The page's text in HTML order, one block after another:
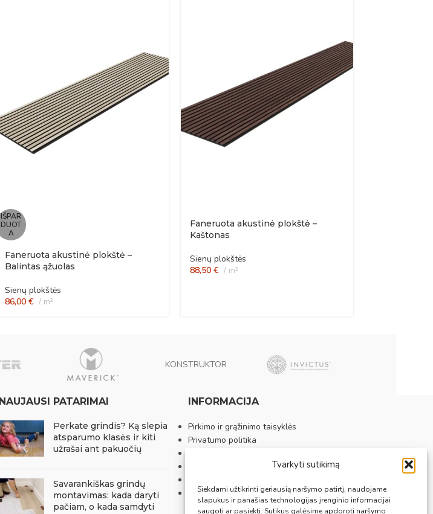
Tvarkyti sutikimą
Siekdami užtikrinti geriausią naršymo patirtį, naudojame
slapukus ir panašias technologijas įrenginio informacijai
saugoti ar pasiekti. Sutikus galėsime apdoroti naršymo
IŠPAR
DUOT
A
Faneruota akustinė plokštė –
Balintas ąžuolas
Sienų plokštės
86,00 € m²
Faneruota akustinė plokštė –
Kaštonas
Sienų plokštės
88,50 € m²
KONSTRUKTOR
NAUJAUSI PATARIMAI
Perkate grindis? Ką slepia
atsparumo klasės ir kiti
užrašai ant pakuočių
Savarankiškas grindų
montavimas: kada daryti
pačiam, o kada samdyti
INFORMACIJA
Pirkimo ir grąžinimo taisyklės
Privatumo politika
Kontaktai